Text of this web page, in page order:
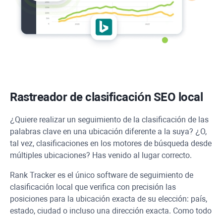
Rastreador de clasificación SEO local
¿Quiere realizar un seguimiento de la clasificación de las
palabras clave en una ubicación diferente a la suya? ¿O,
tal vez, clasificaciones en los motores de búsqueda desde
múltiples ubicaciones? Has venido al lugar correcto.
Rank Trackeres el único software de seguimiento de
clasificación local que verifica con precisión las
posiciones para la ubicación exacta de su elección: país,
estado, ciudad o incluso una dirección exacta. Como todo